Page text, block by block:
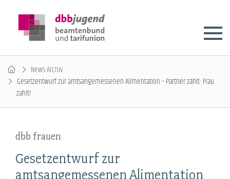
News-Archiv
Gesetzentwurf zur amtsangemessenen Alimentation – Partner zählt: Frau
zahlt!
dbb frauen
Gesetzentwurf zur
amtsangemessenen Alimentation